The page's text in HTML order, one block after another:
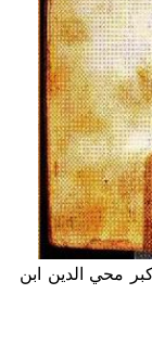
محي الدين ابن